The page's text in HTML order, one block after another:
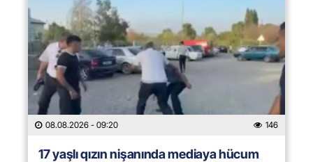
08.08.2026 - 09:20 146
17 yaşlı qızın nişanında mediaya hücum